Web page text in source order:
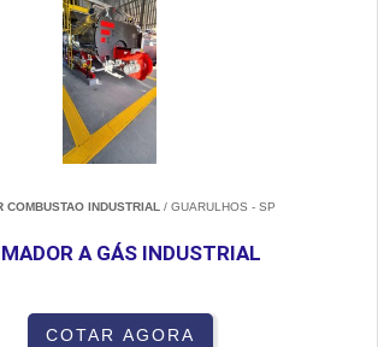
COMBUSTAO INDUSTRIAL / GUARULHOS - SP
A GÁS INDUSTRIAL
COTAR AGORA